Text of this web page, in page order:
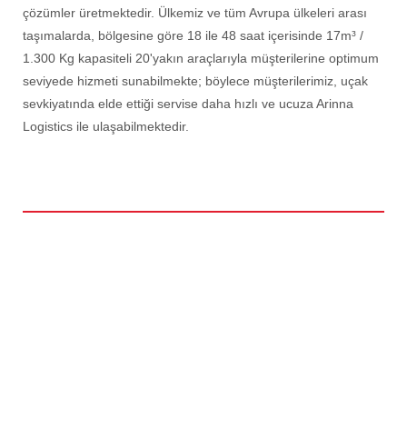
çözümler üretmektedir. Ülkemiz ve tüm Avrupa ülkeleri arası
taşımalarda, bölgesine göre 18 ile 48 saat içerisinde 17m³ /
1.300 Kg kapasiteli 20'yakın araçlarıyla müşterilerine optimum
seviyede hizmeti sunabilmekte; böylece müşterilerimiz, uçak
sevkiyatında elde ettiği servise daha hızlı ve ucuza Arinna
Logistics ile ulaşabilmektedir.